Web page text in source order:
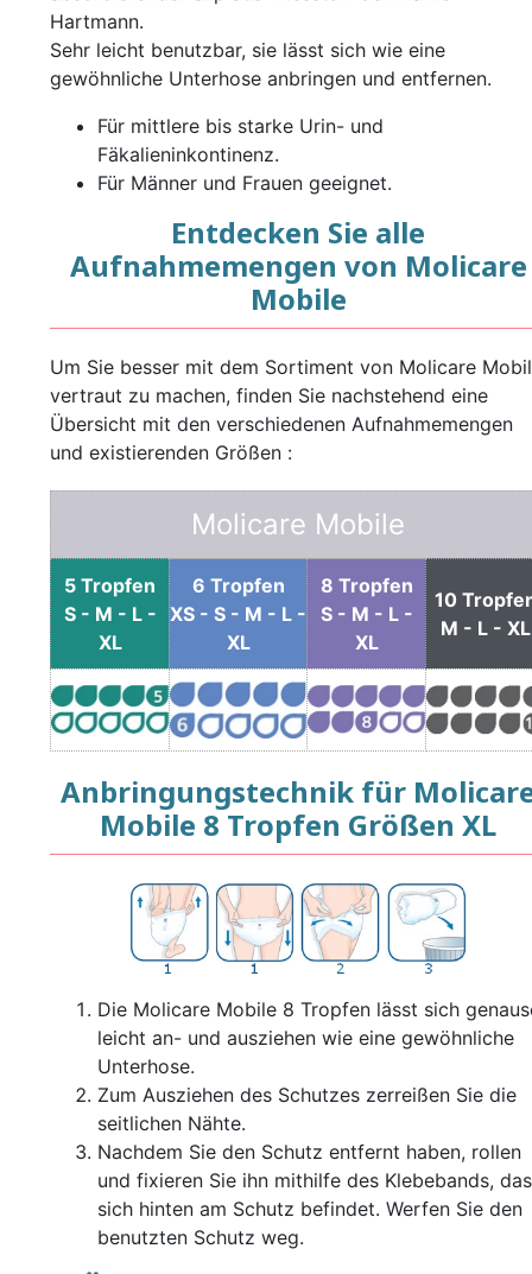
Hartmann.
Sehr leicht benutzbar, sie lässt sich wie eine
gewöhnliche Unterhose anbringen und entfernen.
Für mittlere bis starke Urin- und
Fäkalieninkontinenz.
Für Männer und Frauen geeignet.
Entdecken Sie alle
Aufnahmemengen von Molicare
Mobile
Um Sie besser mit dem Sortiment von Molicare
vertraut zu machen, finden Sie nachstehend eine
Übersicht mit den verschiedenen Aufnahmemengen
und existierenden Größen :
Molicare Mobile
5 Tropfen
S - M - L -
XL
6 Tropfen
XS - S - M - L -
XL
8 Tropfen
S - M - L -
XL
10
M - L - XL
Anbringungstechnik für
Mobile 8 Tropfen Größen XL
Die Molicare Mobile 8 Tropfen lässt sich
leicht an- und ausziehen wie eine gewöhnliche
Unterhose.
Zum Ausziehen des Schutzes zerreißen Sie die
seitlichen Nähte.
Nachdem Sie den Schutz entfernt haben, rollen
und fixieren Sie ihn mithilfe des Klebebands, das
sich hinten am Schutz befindet. Werfen Sie den
benutzten Schutz weg.